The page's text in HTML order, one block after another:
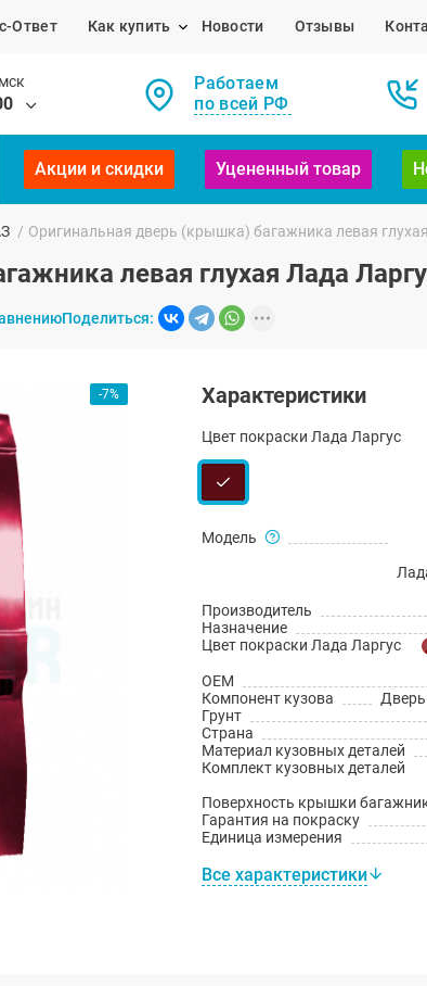
Ответ Как купить Новости Отзывы
Работаем
по всей РФ
Акции и скидки Уцененный товар
/ Оригинальная дверь (крышка) багажника левая
левая глухая Лада
Поделиться:
-7% Характеристики
Цвет покраски Лада Ларгус
Модель
Производитель
Назначение
Цвет покраски Лада Ларгус
OEM
Компонент кузова
Грунт
Страна
Материал кузовных деталей
Комплект кузовных деталей
Поверхность крышки
Гарантия на покраску
Единица измерения
Все характеристики